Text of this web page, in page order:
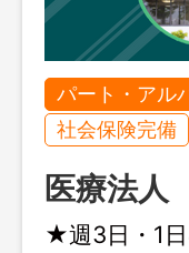
パート・アル
社会保険完備
医療法
★週3日・1